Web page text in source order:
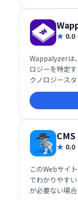
0.0
Wappalyzerは
ロジーを特定
クノロジース
スト化、企業
ド獲得、市場
0.0
このWebサイ
でわかりやす
が必要ない場